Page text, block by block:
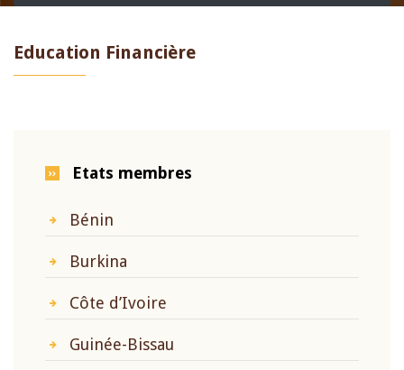
Education Financière
Etats membres
Bénin
Burkina
Côte d’Ivoire
Guinée-Bissau